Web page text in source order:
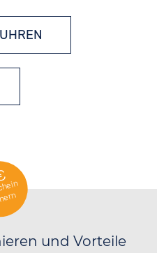
und Vorteile